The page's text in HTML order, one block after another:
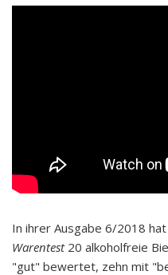
In ihrer Ausgabe 6/2018
Warentest20 alkoholfreie
"gut" bewertet, zehn mit